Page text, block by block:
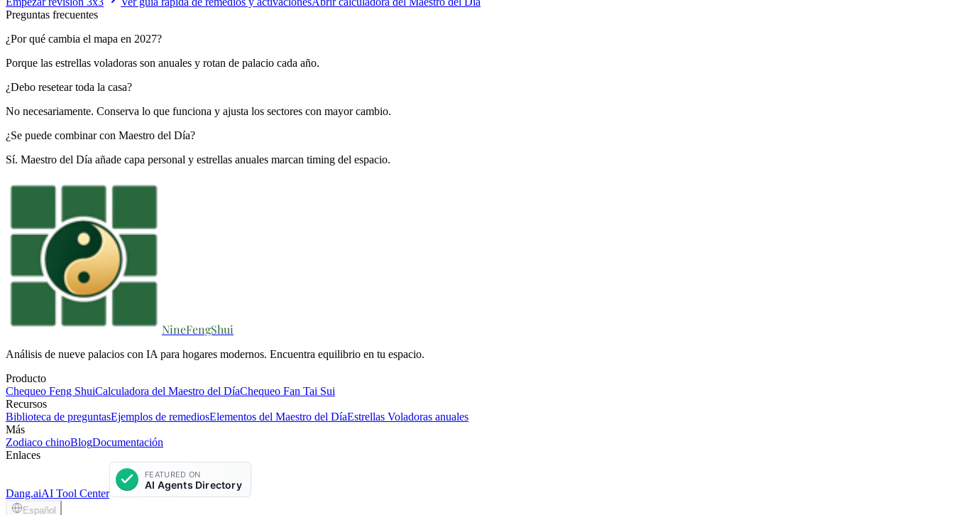
Preguntas frecuentes
¿Por qué cambia el mapa en 2027?
Porque las estrellas voladoras son anuales y rotan de palacio cada año.
¿Debo resetear toda la casa?
No necesariamente. Conserva lo que funciona y ajusta los sectores con mayor cambio.
¿Se puede combinar con Maestro del Día?
Sí. Maestro del Día añade capa personal y estrellas anuales marcan timing del espacio.
NineFengShui
Análisis de nueve palacios con IA para hogares modernos. Encuentra equilibrio en tu espacio.
Producto
Chequeo Feng ShuiCalculadora del Maestro del DíaChequeo Fan Tai Sui
Recursos
Biblioteca de preguntasEjemplos de remediosElementos del Maestro del DíaEstrellas Voladoras anuales
Más
Zodiaco chinoBlogDocumentación
Enlaces
Dang.aiAI Tool Center
Español